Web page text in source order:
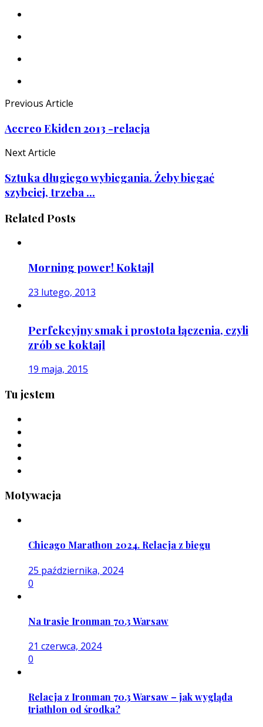
Previous Article
Accreo Ekiden 2013 -relacja
Next Article
Sztuka długiego wybiegania. Żeby biegać
szybciej, trzeba ...
Related Posts
Morning power! Koktajl
23 lutego, 2013
Perfekcyjny smak i prostota łączenia, czyli
zrób se koktajl
19 maja, 2015
Tu jestem
Motywacja
Chicago Marathon 2024. Relacja z biegu
25 października, 2024
0
Na trasie Ironman 70.3 Warsaw
21 czerwca, 2024
0
Relacja z Ironman 70.3 Warsaw – jak wygląda
triathlon od środka?